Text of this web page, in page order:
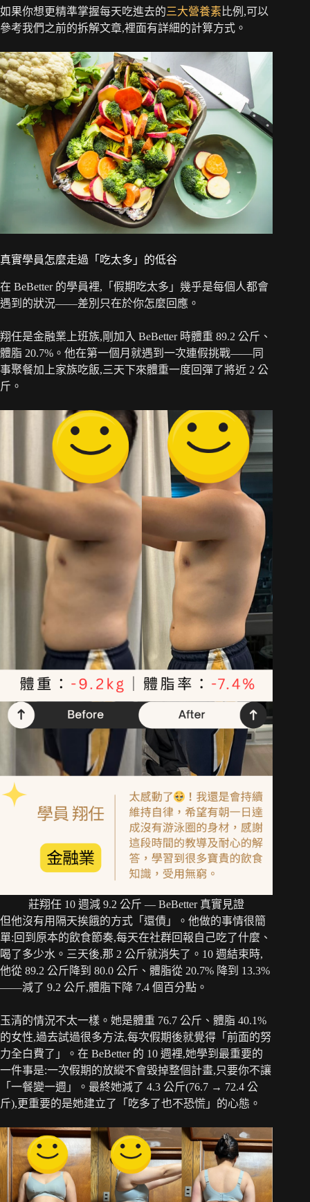
如果你想更精準掌握每天吃進去的三大營養素比例,可以
參考我們之前的拆解文章,裡面有詳細的計算方式。
真實學員怎麼走過「吃太多」的低谷
在 BeBetter 的學員裡,「假期吃太多」幾乎是每個人都會
遇到的狀況——差別只在於你怎麼回應。
翔任是金融業上班族,剛加入 BeBetter 時體重 89.2 公斤、
體脂 20.7%。他在第一個月就遇到一次連假挑戰——同
事聚餐加上家族吃飯,三天下來體重一度回彈了將近 2 公
斤。
莊翔任 10 週減 9.2 公斤 — BeBetter 真實見證
但他沒有用隔天挨餓的方式「還債」。他做的事情很簡
單:回到原本的飲食節奏,每天在社群回報自己吃了什麼、
喝了多少水。三天後,那 2 公斤就消失了。10 週結束時,
他從 89.2 公斤降到 80.0 公斤、體脂從 20.7% 降到 13.3%
——減了 9.2 公斤,體脂下降 7.4 個百分點。
玉清的情況不太一樣。她是體重 76.7 公斤、體脂 40.1%
的女性,過去試過很多方法,每次假期後就覺得「前面的努
力全白費了」。在 BeBetter 的 10 週裡,她學到最重要的
一件事是:一次假期的放縱不會毀掉整個計畫,只要你不讓
「一餐變一週」。最終她減了 4.3 公斤(76.7 → 72.4 公
斤),更重要的是她建立了「吃多了也不恐慌」的心態。